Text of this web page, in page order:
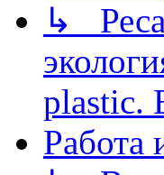
↳
plastic.
Работа